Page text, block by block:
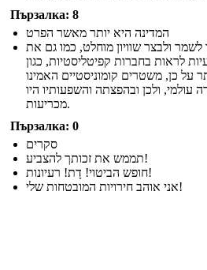
Пързалка: 8
המדינה היא יותר מאשר הפרט
לשמר ולבצר שוויון מוחלט, כמו גם את
לראות בחברות קפיטליסטיות, כגון
כן, משטרים קומוניסטיים האמינו
עולמי, ולכן ובהפצתה והשפעותיו היו
מכריעות.
Пързалка: 0
סקרים
תממש את זכותך להצביע!
חופש הביטוי! דָת! רעיונות!
אני אוהב חירויות המובטחות שלי!